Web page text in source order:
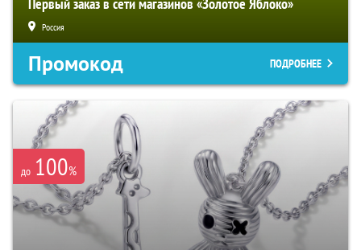
Россия
Промокод ПОДРОБНЕЕ
до 100%